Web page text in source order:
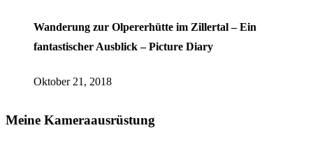
Wanderung zur Olpererhütte im Zillertal – Ein
fantastischer Ausblick – Picture Diary
Oktober 21, 2018
Meine Kameraausrüstung